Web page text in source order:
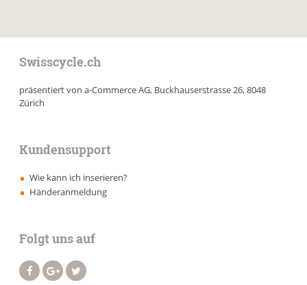
Swisscycle.ch
präsentiert von a-Commerce AG, Buckhauserstrasse 26, 8048
Zürich
Kundensupport
Wie kann ich inserieren?
Händeranmeldung
Folgt uns auf